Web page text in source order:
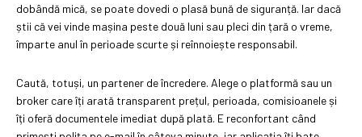
dobândă mică, se poate dovedi o plasă bună de siguranță. Iar dacă
știi că vei vinde mașina peste două luni sau pleci din țară o vreme,
împarte anul în perioade scurte și reînnoiește responsabil.
Caută, totuși, un partener de încredere. Alege o platformă sau un
broker care îți arată transparent prețul, perioada, comisioanele și
îți oferă documentele imediat după plată. E reconfortant când